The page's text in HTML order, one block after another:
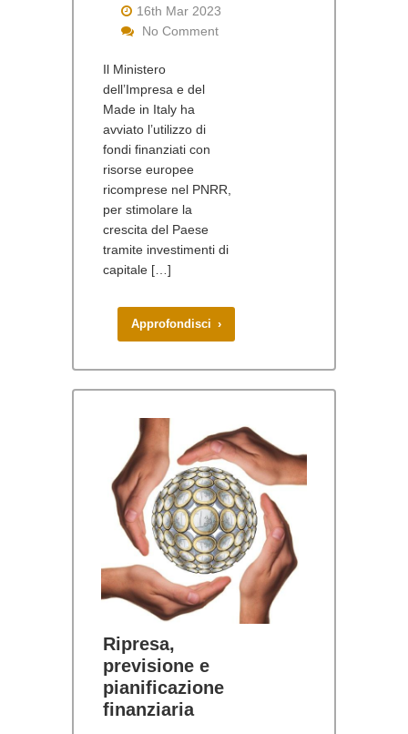
16th Mar 2023
No Comment
Il Ministero
dell’Impresa e del
Made in Italy ha
avviato l’utilizzo di
fondi finanziati con
risorse europee
ricomprese nel PNRR,
per stimolare la
crescita del Paese
tramite investimenti di
capitale […]
Approfondisci ›
Ripresa,
previsione e
pianificazione
finanziaria